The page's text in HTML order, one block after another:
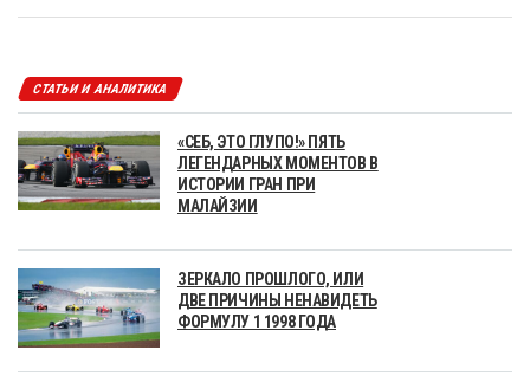
СТАТЬИ И АНАЛИТИКА
«СЕБ, ЭТО ГЛУПО!» ПЯТЬ
ЛЕГЕНДАРНЫХ МОМЕНТОВ В
ИСТОРИИ ГРАН ПРИ
МАЛАЙЗИИ
ЗЕРКАЛО ПРОШЛОГО, ИЛИ
ДВЕ ПРИЧИНЫ НЕНАВИДЕТЬ
ФОРМУЛУ 1 1998 ГОДА